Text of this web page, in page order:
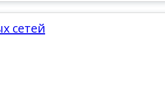
сетей